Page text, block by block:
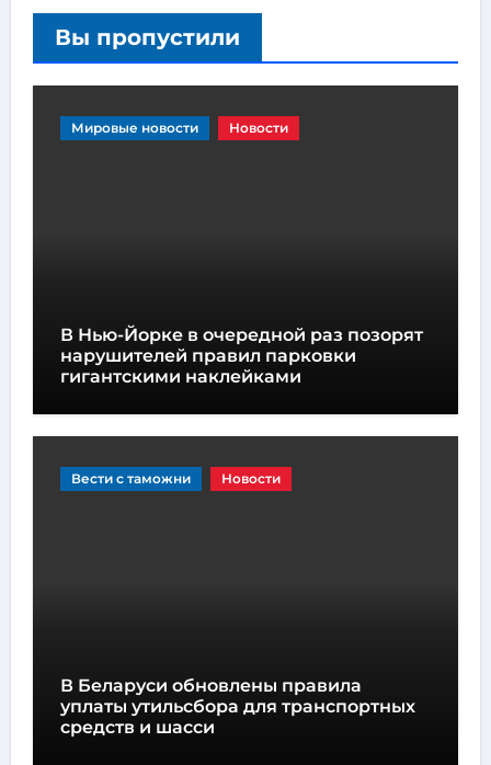
Вы пропустили
Мировые новости Новости
В Нью-Йорке в очередной раз позорят
нарушителей правил парковки
гигантскими наклейками
Вести с таможни Новости
В Беларуси обновлены правила
уплаты утильсбора для транспортных
средств и шасси